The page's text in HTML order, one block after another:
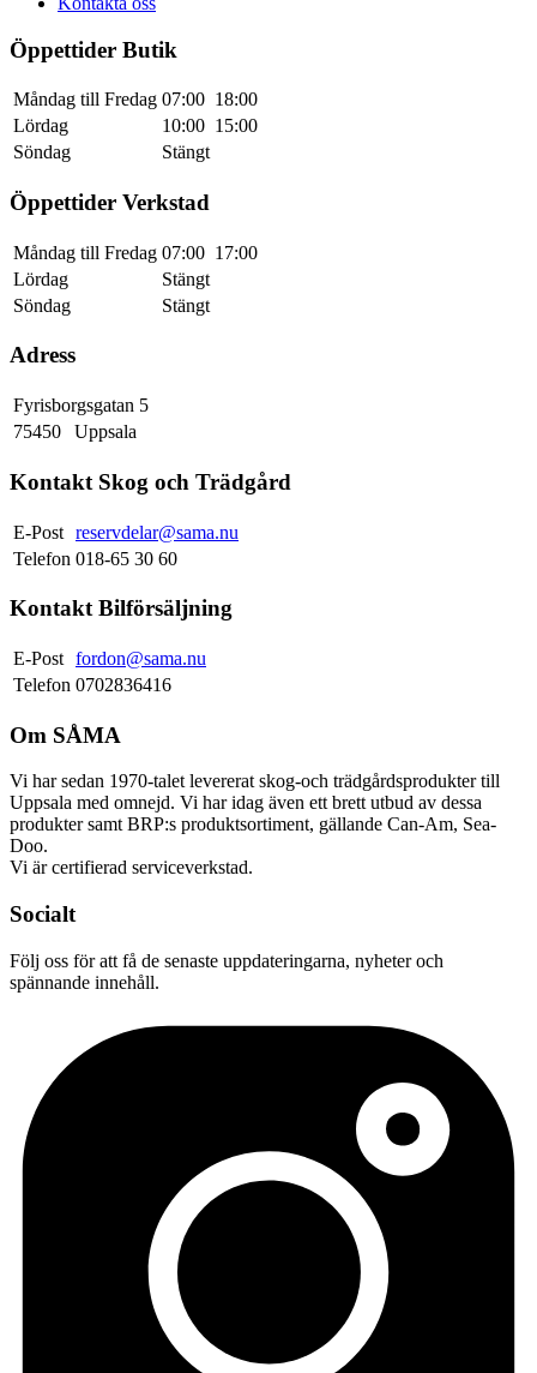
på
Öppettider Butik
Måndag till Fredag 07:00 18:00
Lördag
10:00 15:00
Söndag
Stängt
Öppettider Verkstad
Måndag till Fredag 07:00 17:00
Lördag
Stängt
Söndag
Stängt
Adress
Fyrisborgsgatan 5
75450
Uppsala
Kontakt Skog och Trädgård
E-Post reservdelar@sama.nu
Telefon 018-65 30 60
Kontakt Bilförsäljning
E-Post fordon@sama.nu
Telefon 0702836416
Om SÅMA
Vi har sedan 1970-talet levererat skog-och trädgårdsprodukter till
Uppsala med omnejd. Vi har idag även ett brett utbud av dessa
produkter samt BRP:s produktsortiment, gällande Can-Am, Sea-
Doo.
Vi är certifierad serviceverkstad.
Socialt
Följ oss för att få de senaste uppdateringarna, nyheter och
spännande innehåll.